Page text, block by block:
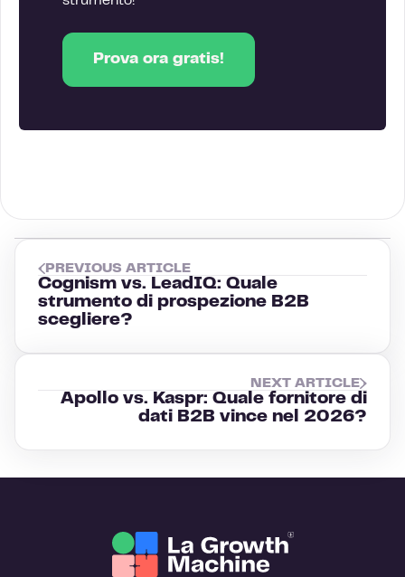
Prova ora gratis!
PREVIOUS ARTICLE
Cognism vs. LeadIQ: Quale
strumento di prospezione B2B
scegliere?
NEXT ARTICLE
Apollo vs. Kaspr: Quale fornitore di
dati B2B vince nel 2026?